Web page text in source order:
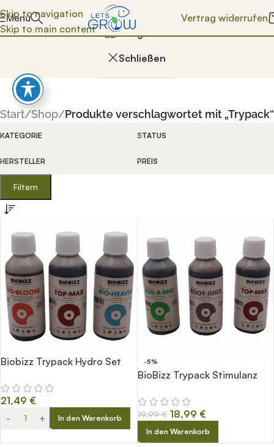
Skip to navigation
Skip to main content
Menü Vertrag widerrufen
Trypack
Kategorien
Schließen
Vervollständigung verfügbar sind, benutze die Pfeile
Start/Shop/Produkte verschlagwortet mit „Trypack“
KATEGORIE STATUS
HERSTELLER PREIS
Filtern
Biobizz Trypack Hydro Set
21,49 €
-
+ In den Warenkorb
-5%
BioBizz Trypack Stimulanz
19,99€ 18,99 €
In den Warenkorb